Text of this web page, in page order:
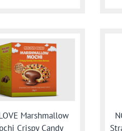
Marshmallow
Crispy Candy